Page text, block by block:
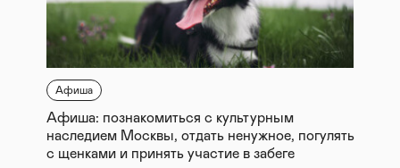
Афиша
Афиша: познакомиться с культурным
наследием Москвы, отдать ненужное, погулять
с щенками и принять участие в забеге